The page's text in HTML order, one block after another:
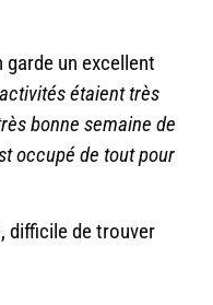
garde un excellent
étaient très
bonne semaine de
occupé de tout pour
difficile de trouver